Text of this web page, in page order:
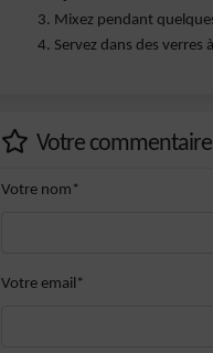
Mixez pendant
Servez dans des verres
Votre commentaire
Votre nom*
Votre email*